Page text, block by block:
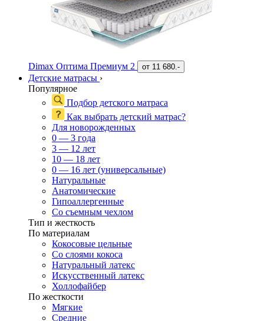
Dimax Оптима Премиум 2 от 11 680.-
Детские матрасы ›
Популярное
Подбор детского матраса
Как выбрать детский матрас?
Для новорожденных
0 — 3 года
3 — 12 лет
10 — 18 лет
0 — 16 лет (универсальные)
Натуральные
Анатомические
Гипоаллергенные
Со съемным чехлом
Тип и жесткость
По материалам
Кокосовые цельные
Со слоями кокоса
Натуральный латекс
Искусственный латекс
Холлофайбер
По жесткости
Мягкие
Средние